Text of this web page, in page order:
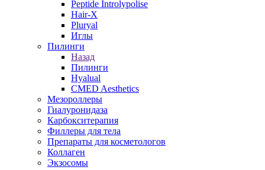
Peptide Introlypolise
Hair-X
Pluryal
Иглы
Пилинги
Назад
Пилинги
Hyalual
CMED Aesthetics
Мезороллеры
Гиалуронидаза
Карбокситерапия
Филлеры для тела
Препараты для косметологов
Коллаген
Экзосомы